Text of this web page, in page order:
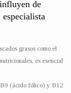
de
grasos como el
es esencial
(ácido fólico) y B12